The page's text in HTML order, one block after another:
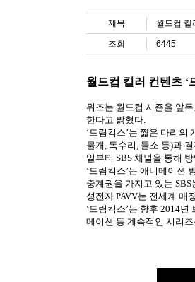
제목 월드컵 킬
조회 6445
월드컵 킬러 컨텐츠 ‘
위즈는 월드컵 시즌을 앞
한다고 밝혔다.
‘드림킥스’는 짧은 다리의
물개, 독수리, 들소 등)과
일부터 SBS 채널을 통해
‘드림킥스’는 애니메이션
중계권을 가지고 있는 SBS
성전자 PAVV는 전세계 매
‘드림킥스’는 향후 2014년
메이션 등 계속적인 시리